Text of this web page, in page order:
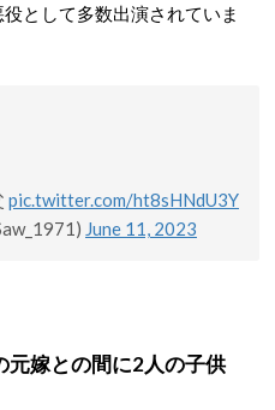
として多数出演されていま
pic.twitter.com/ht8sHNdU3Y
June 11, 2023
元嫁との間に2人の子供